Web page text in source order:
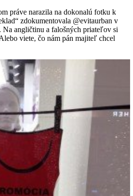
práve narazila na dokonalú fotku k
zdokumentovala @evitaurban v
Na angličtinu a falošných priateľov si
viete, čo nám pán majiteľ chcel